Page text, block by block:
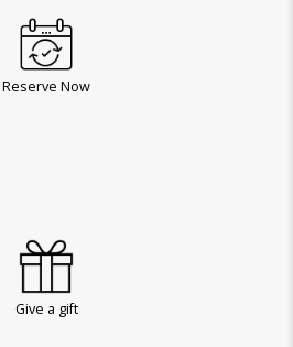
Reserve Now
Give a gift